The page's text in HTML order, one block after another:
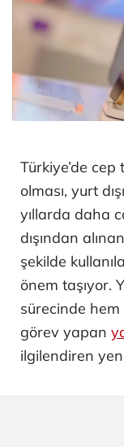
Türkiye’de cep
olması, yurt
yıllarda daha
dışından
şekilde
önem taşıyor.
sürecinde hem
görev yapan
ilgilendiren